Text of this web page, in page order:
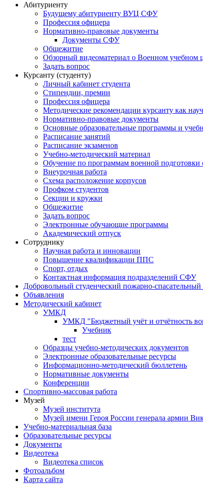
Абитуриенту
Будущему абитуриенту ВУЦ СФУ
Профессия офицера
Нормативно-правовые документы
Документы СФУ
Общежитие
Обзорный видеоматериал о Военном учебном
Задать вопрос
Курсанту (студенту)
Личный кабинет студента
Стипендии, премии
Профессия офицера
Методические рекомендации курсанту как
Нормативно-правовые документы
Основные образовательные программы и
Расписание занятий
Расписание экзаменов
Учебно-методический материал
Обучение по программам военной подготовки
Внеурочная работа
Схема расположение корпусов
Профком студентов
Секции и кружки
Общежитие
Задать вопрос
Электронные обучающие программы
Академический отпуск
Сотруднику
Научная работа и инновации
Повышение квалификации ППС
Спорт, отдых
Контактная информация подразделений СФУ
Добровольный студенческий пожарно-
Объявления
Методический кабинет
УМКД
УМКД "Бюджетный учёт и отчётность
Учебник
тест
Образцы учебно-методических документов
Электронные образовательные ресурсы
Информационно-методический бюллетень
Нормативные документы
Конференции
Спортивно-массовая работа
Музей
Музей института
Музей имени Героя России генерала армии
Учебно-материальная база
Образовательные ресурсы
Документы
Видеотека
Видеотека список
Фотоальбом
Карта сайта